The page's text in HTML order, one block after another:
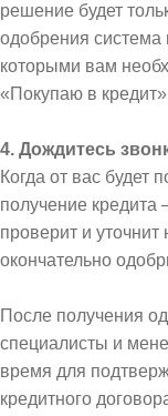
решение будет
одобрения система
которыми вам
«Покупаю в
4. Дождитесь
Когда от вас будет
получение кредита
проверит и
окончательно
После получения
специалисты и
время для
кредитного